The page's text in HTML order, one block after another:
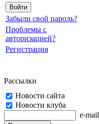
Забыли свой пароль?
Проблемы с
авторизацией?
Регистрация
Рассылки
Новости сайта
Новости клуба
e-mail